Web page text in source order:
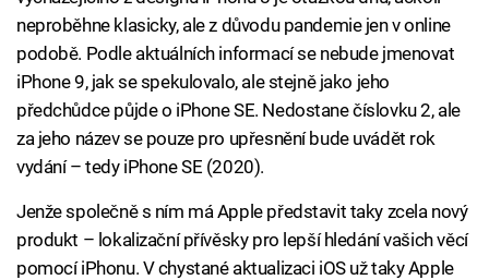
neproběhne klasicky, ale z důvodu pandemie jen v online
podobě. Podle aktuálních informací se nebude jmenovat
iPhone 9, jak se spekulovalo, ale stejně jako jeho
předchůdce půjde o iPhone SE. Nedostane číslovku 2, ale
za jeho název se pouze pro upřesnění bude uvádět rok
vydání – tedy iPhone SE (2020).
Jenže společně s ním má Apple představit taky zcela nový
produkt – lokalizační přívěsky pro lepší hledání vašich věcí
pomocí iPhonu. V chystané aktualizaci iOS už taky Apple